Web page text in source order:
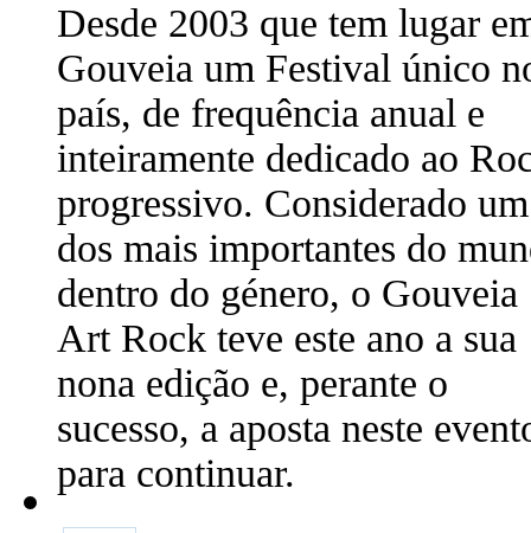
Desde 2003 que tem lugar
Gouveia um Festival único
país, de frequência anual e
inteiramente dedicado ao
progressivo. Considerado um
dos mais importantes do
dentro do género, o Gouveia
Art Rock teve este ano a sua
nona edição e, perante o
sucesso, a aposta neste
para continuar.